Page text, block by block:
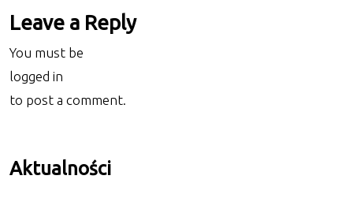
Leave a Reply
You must be
logged in
to post a comment.
Aktualności